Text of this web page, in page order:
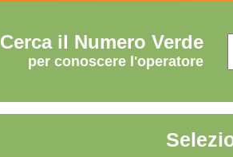
Cerca il Numero Verde
per conoscere l'operatore